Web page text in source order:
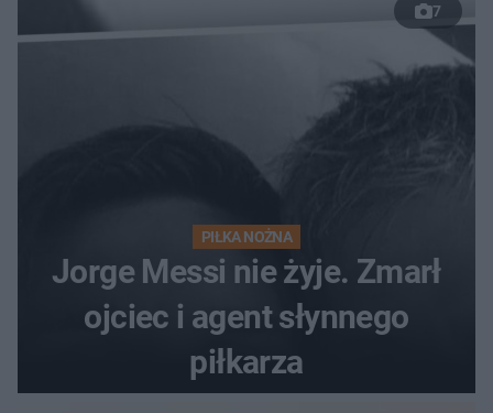
7
PIŁKA NOŻNA
Jorge Messi nie żyje. Zmarł
ojciec i agent słynnego
piłkarza